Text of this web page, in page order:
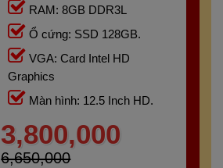
RAM: 8GB DDR3L
Ổ cứng: SSD 128GB.
VGA: Card Intel HD
Graphics
Màn hình: 12.5 Inch HD.
3,800,000
6,650,000